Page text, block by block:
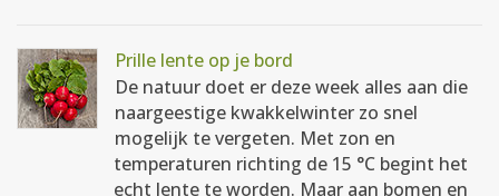
Prille lente op je bord
De natuur doet er deze week alles aan die
naargeestige kwakkelwinter zo snel
mogelijk te vergeten. Met zon en
temperaturen richting de 15 °C begint het
echt lente te worden. Maar aan bomen en